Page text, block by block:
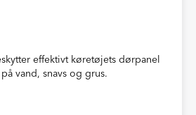
effektivt køretøjets dørpanel
vand, snavs og grus.